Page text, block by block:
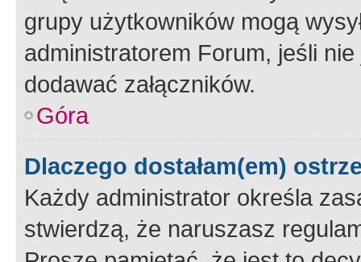
grupy użytkowników mogą
administratorem Forum, jeśli
dodawać załączników.
Góra
Dlaczego dostałam(em)
Każdy administrator określa
stwierdzą, że naruszasz